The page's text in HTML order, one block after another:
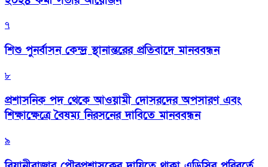
৭
শিশু পুনর্বাসন কেন্দ্র স্থানান্তরের প্রতিবাদে মানববন্ধন
৮
প্রশাসনিক পদ থেকে আওয়ামী দোসরদের অপসারণ এবং
শিক্ষাক্ষেত্রে বৈষম্য নিরসনের দাবিতে মানববন্ধন
৯